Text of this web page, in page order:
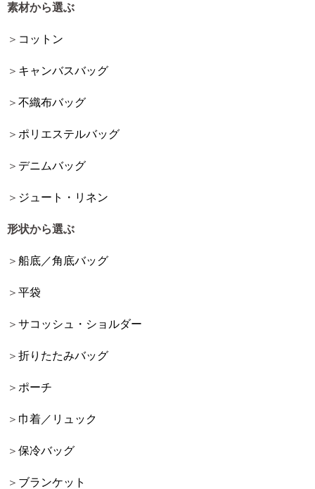
素材から選ぶ
コットン
キャンバスバッグ
不織布バッグ
ポリエステルバッグ
デニムバッグ
ジュート・リネン
形状から選ぶ
船底／角底バッグ
平袋
サコッシュ・ショルダー
折りたたみバッグ
ポーチ
巾着／リュック
保冷バッグ
ブランケット